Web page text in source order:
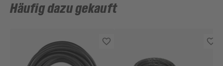
Häufig dazu gekauft